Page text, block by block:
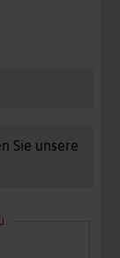
Sie unsere